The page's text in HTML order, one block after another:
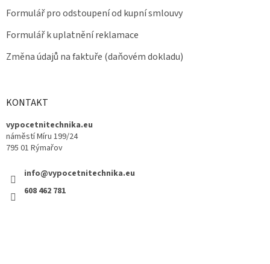
Formulář pro odstoupení od kupní smlouvy
Formulář k uplatnění reklamace
Změna údajů na faktuře (daňovém dokladu)
KONTAKT
vypocetnitechnika.eu
náměstí Míru 199/24
795 01 Rýmařov
info@vypocetnitechnika.eu
608 462 781